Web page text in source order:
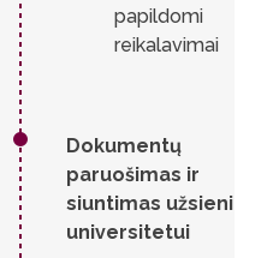
papildomi
reikalavimai
Dokumentų
paruošimas ir
siuntimas užsienio
universitetui